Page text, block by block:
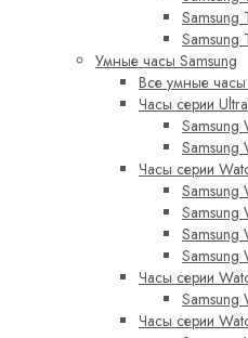
Samsung
Samsung
Умные часы Samsung
Все умные часы
Часы серии Ultra
Samsung
Samsung
Часы серии
Samsung
Samsung
Samsung
Samsung
Часы серии
Samsung
Часы серии